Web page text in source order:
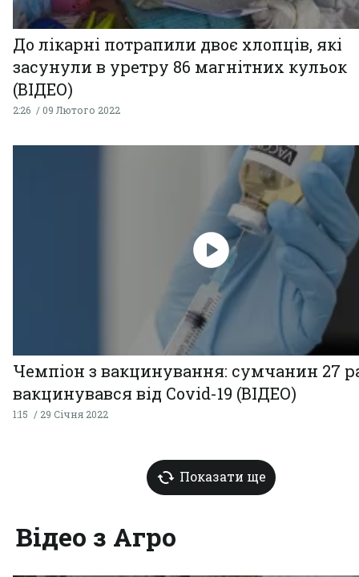
До лікарні потрапили двоє хлопців, які
засунули в уретру 86 магнітних кульок
(ВІДЕО)
2:26 09 Лютого 2022
Чемпіон з вакцинування: сумчанин 27
вакцинувався від Covid-19 (ВІДЕО)
1:15 29 Січня 2022
Показати ще
Відео з Агро